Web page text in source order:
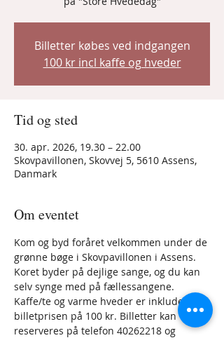
Billetter købes ved indgangen
100 kr incl kaffe og hveder
Tid og sted
30. apr. 2026, 19.30 – 22.00
Skovpavillonen, Skovvej 5, 5610 Assens,
Danmark
Om eventet
Kom og byd foråret velkommen under de
grønne bøge i Skovpavillonen i Assens.
Koret byder på dejlige sange, og du kan
selv synge med på fællessangene.
Kaffe/te og varme hveder er inkluderet i
billetprisen på 100 kr. Billetter kan
reserveres på telefon 40262218 og